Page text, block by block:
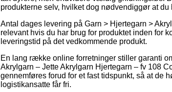
produkterne selv, hvilket dog nødvendiggør at
Antal dages levering på Garn > Hjertegarn >
relevant hvis du har brug for produktet inden for
leveringstid på det vedkommende produkt.
En lang række online forretninger stiller garanti
Akrylgarn – Jette Akrylgarn Hjertegarn – fv 108
gennemføres forud for et fast tidspunkt, så at de
logistikansatte får fri.